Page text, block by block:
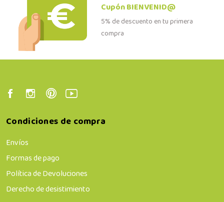
Cupón BIENVENID@
5% de descuento en tu primera
compra
Condiciones de compra
Envíos
Formas de pago
Política de Devoluciones
Derecho de desistimiento